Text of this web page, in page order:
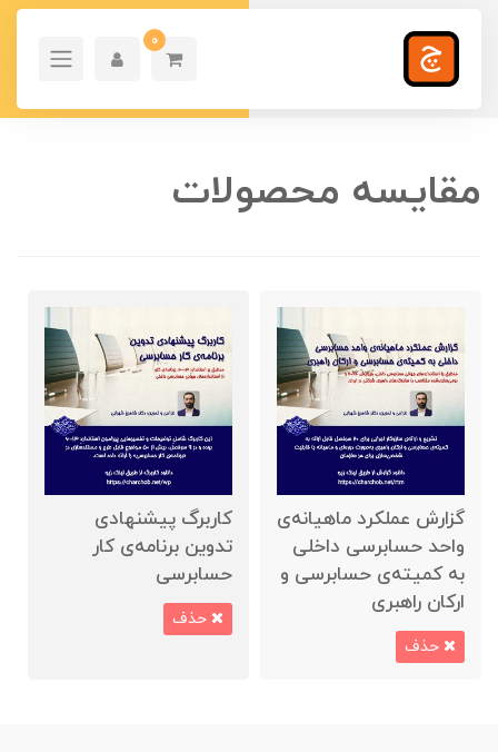
0
مقایسه محصولات
گزارش عملکرد ماهیانه‌ی
واحد حسابرسی داخلی
به کمیته‌ی حسابرسی و
ارکان راهبری
حذف
کاربرگ پیشنهادی
تدوین برنامه‌ی کار
حسابرسی
حذف